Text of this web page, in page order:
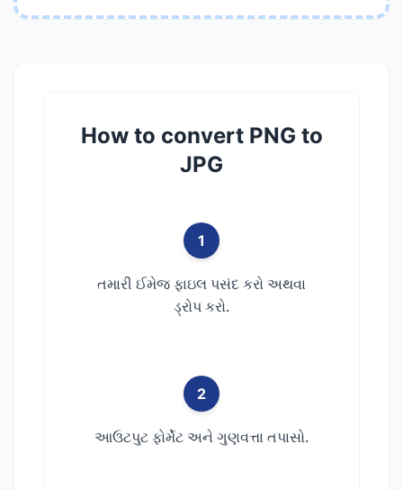
How to convert PNG to
JPG
1
તમારી ઈમેજ ફાઇલ પસંદ કરો અથવા
ડ્રોપ કરો.
2
આઉટપુટ ફોર્મેટ અને ગુણવત્તા તપાસો.